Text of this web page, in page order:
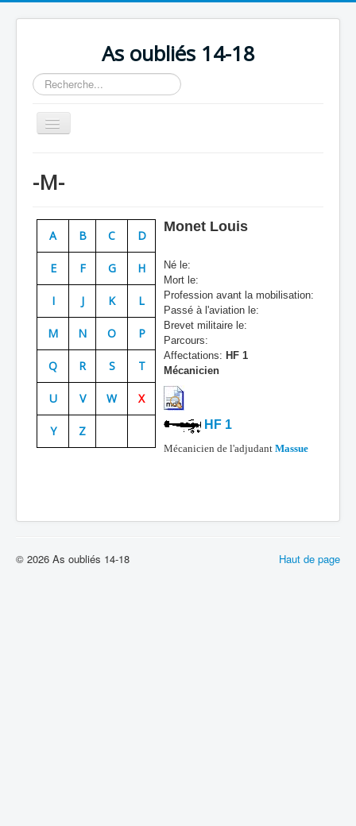
As oubliés 14-18
Rechercher
Basculer
la
Chronologie
Escadrilles
Organisation
Avions
Personnels
Doctrines
Batailles
Les As
Cahiers des As
-M-
A B C D
E F G H
I J K L
M N O P
Q R S T
U V W X
Y Z
Monet Louis
Né le:
Mort le:
Profession avant la mobilisation:
Passé à l'aviation le:
Brevet militaire le:
Parcours:
Affectations: HF 1
Mécanicien
HF 1
Mécanicien de l'adjudant Massue
Haut de page
© 2026 As oubliés 14-18